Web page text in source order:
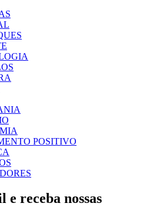
POSITIVO
e receba nossas